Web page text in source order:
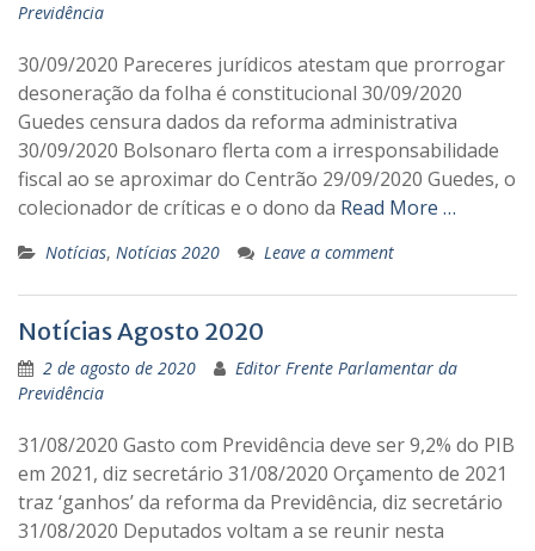
Previdência
30/09/2020 Pareceres jurídicos atestam que prorrogar
desoneração da folha é constitucional 30/09/2020
Guedes censura dados da reforma administrativa
30/09/2020 Bolsonaro flerta com a irresponsabilidade
fiscal ao se aproximar do Centrão 29/09/2020 Guedes, o
colecionador de críticas e o dono da Read More …
Notícias, Notícias 2020 Leave a comment
Notícias Agosto 2020
2 de agosto de 2020
Editor Frente Parlamentar da
Previdência
31/08/2020 Gasto com Previdência deve ser 9,2% do PIB
em 2021, diz secretário 31/08/2020 Orçamento de 2021
traz ‘ganhos’ da reforma da Previdência, diz secretário
31/08/2020 Deputados voltam a se reunir nesta